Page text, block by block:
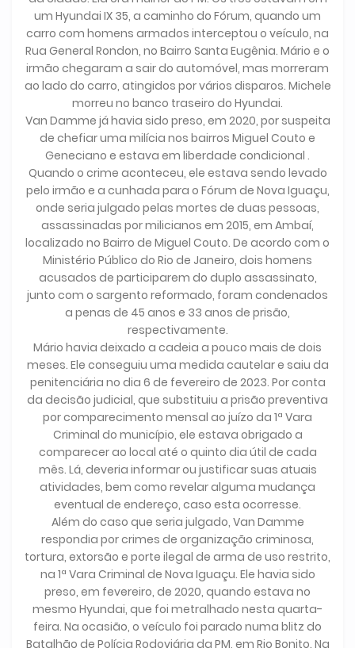
um Hyundai IX 35, a caminho do Fórum, quando um
carro com homens armados interceptou o veículo, na
Rua General Rondon, no Bairro Santa Eugênia. Mário e o
irmão chegaram a sair do automóvel, mas morreram
ao lado do carro, atingidos por vários disparos. Michele
morreu no banco traseiro do Hyundai.
Van Damme já havia sido preso, em 2020, por suspeita
de chefiar uma milícia nos bairros Miguel Couto e
Geneciano e estava em liberdade condicional .
Quando o crime aconteceu, ele estava sendo levado
pelo irmão e a cunhada para o Fórum de Nova Iguaçu,
onde seria julgado pelas mortes de duas pessoas,
assassinadas por milicianos em 2015, em Ambaí,
localizado no Bairro de Miguel Couto. De acordo com o
Ministério Público do Rio de Janeiro, dois homens
acusados de participarem do duplo assassinato,
junto com o sargento reformado, foram condenados
a penas de 45 anos e 33 anos de prisão,
respectivamente.
Mário havia deixado a cadeia a pouco mais de dois
meses. Ele conseguiu uma medida cautelar e saiu da
penitenciária no dia 6 de fevereiro de 2023. Por conta
da decisão judicial, que substituiu a prisão preventiva
por comparecimento mensal ao juízo da 1ª Vara
Criminal do município, ele estava obrigado a
comparecer ao local até o quinto dia útil de cada
mês. Lá, deveria informar ou justificar suas atuais
atividades, bem como revelar alguma mudança
eventual de endereço, caso esta ocorresse.
Além do caso que seria julgado, Van Damme
respondia por crimes de organização criminosa,
tortura, extorsão e porte ilegal de arma de uso restrito,
na 1ª Vara Criminal de Nova Iguaçu. Ele havia sido
preso, em fevereiro, de 2020, quando estava no
mesmo Hyundai, que foi metralhado nesta quarta-
feira. Na ocasião, o veículo foi parado numa blitz do
Batalhão de Polícia Rodoviária da PM, em Rio Bonito. Na